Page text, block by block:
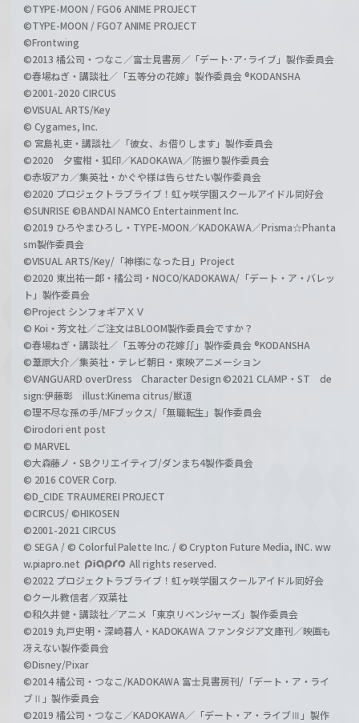
©TYPE-MOON / FGO6 ANIME PROJECT
©TYPE-MOON / FGO7 ANIME PROJECT
©Frontwing
©2013 橘公司・つなこ／富士見書房／「デート･ア･ライブ」製作委員会
©春場ねぎ・講談社／「五等分の花嫁」製作委員会 ®KODANSHA
©2001-2020 CIRCUS
©VISUAL ARTS/Key
© Cygames, Inc.
© 宮島礼吏・講談社／「彼女、お借りします」製作委員会
©2020 夕蜜柑・狐印／KADOKAWA／防振り製作委員会
©赤坂アカ／集英社・かぐや様は告らせたい製作委員会
©2020 プロジェクトラブライブ！虹ヶ咲学園スクールアイドル同好会
©SUNRISE ©BANDAI NAMCO Entertainment Inc.
©2019 ひろやまひろし・TYPE-MOON／KADOKAWA／Prisma☆Phanta
sm製作委員会
©VISUAL ARTS/Key/「神様になった日」Project
©2020 東出祐一郎・橘公司・NOCO/KADOKAWA/「デート・ア・バレッ
ト」製作委員会
©Project シンフォギアＸＶ
© Koi・芳文社／ご注文はBLOOM製作委員会ですか？
©春場ねぎ・講談社／「五等分の花嫁∬」製作委員会 ®KODANSHA
©葦原大介／集英社・テレビ朝日・東映アニメーション
©VANGUARD overDress Character Design ©2021 CLAMP・ST de
sign:伊藤彰 illust:Kinema citrus/獣道
©理不尽な孫の手/MFブックス/「無職転生」製作委員会
©irodori ent post
© MARVEL
©大森藤ノ・SBクリエイティブ/ダンまち4製作委員会
© 2016 COVER Corp.
©D_CIDE TRAUMEREI PROJECT
©CIRCUS/ ©HIKOSEN
©2001-2021 CIRCUS
© SEGA / © Colorful Palette Inc. / © Crypton Future Media, INC. ww
w.piapro.net
All rights reserved.
©2022 プロジェクトラブライブ！虹ヶ咲学園スクールアイドル同好会
©クール教信者／双葉社
©和久井健・講談社／アニメ「東京リベンジャーズ」製作委員会
©2019 丸戸史明・深崎暮人・KADOKAWA ファンタジア文庫刊／映画も
冴えない製作委員会
©Disney/Pixar
©2014 橘公司・つなこ/KADOKAWA 富士見書房刊/「デート・ア・ライ
ブⅡ」製作委員会
©2019 橘公司・つなこ／KADOKAWA／「デート・ア・ライブⅢ」製作